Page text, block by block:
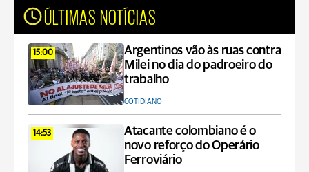
ÚLTIMAS NOTÍCIAS
15:00
Argentinos vão às ruas contra
Milei no dia do padroeiro do
trabalho
COTIDIANO
14:53
Atacante colombiano é o
novo reforço do Operário
Ferroviário